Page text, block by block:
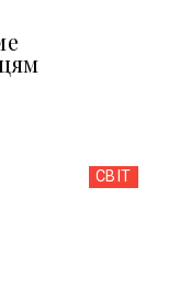
СВІТ